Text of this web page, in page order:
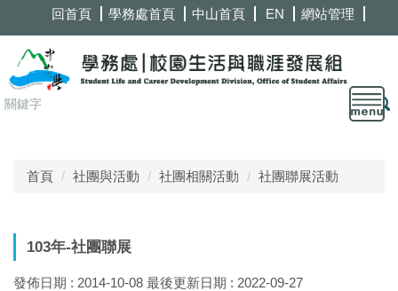
到
要
內
容
回首頁 學務處首頁 中山首頁 EN 網站管理
首頁 社團與活動 社團相關活動 社團聯展活動
103年-社團聯展
發佈日期 : 2014-10-08 最後更新日期 : 2022-09-27